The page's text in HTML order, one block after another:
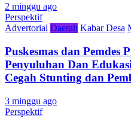
2 minggu ago
Perspektif
Advertorial Daerah Kabar Desa
Puskesmas dan
Penyuluhan Dan
Cegah Stunting dan
3 minggu ago
Perspektif